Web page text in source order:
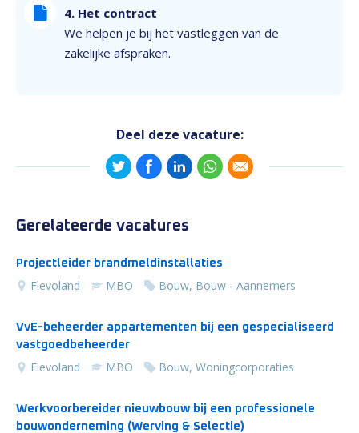
4. Het contract
We helpen je bij het vastleggen van de
zakelijke afspraken.
Deel deze vacature:
Gerelateerde vacatures
Projectleider brandmeldinstallaties
Flevoland MBO Bouw, Bouw - Aannemers
VvE-beheerder appartementen bij een gespecialiseerd
vastgoedbeheerder
Flevoland MBO Bouw, Woningcorporaties
Werkvoorbereider nieuwbouw bij een professionele
bouwonderneming (Werving & Selectie)